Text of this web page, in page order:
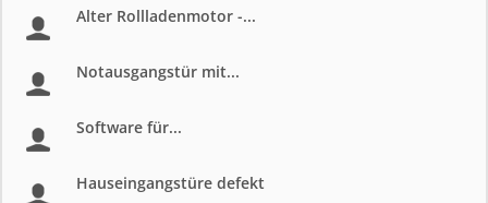
Alter Rollladenmotor -...
Notausgangstür mit...
Software für...
Hauseingangstüre defekt